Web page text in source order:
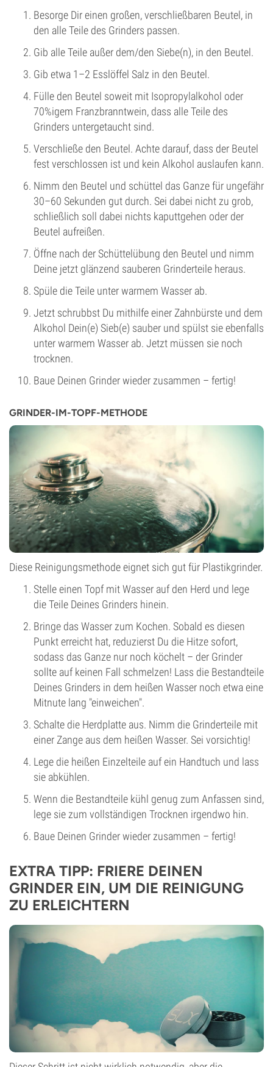
Besorge Dir einen großen, verschließbaren Beutel, in
den alle Teile des Grinders passen.
Gib alle Teile außer dem/den Siebe(n), in den Beutel.
Gib etwa 1–2 Esslöffel Salz in den Beutel.
Fülle den Beutel soweit mit Isopropylalkohol oder
70%igem Franzbranntwein, dass alle Teile des
Grinders untergetaucht sind.
Verschließe den Beutel. Achte darauf, dass der Beutel
fest verschlossen ist und kein Alkohol auslaufen kann.
Nimm den Beutel und schüttel das Ganze für ungefähr
30–60 Sekunden gut durch. Sei dabei nicht zu grob,
schließlich soll dabei nichts kaputtgehen oder der
Beutel aufreißen.
Öffne nach der Schüttelübung den Beutel und nimm
Deine jetzt glänzend sauberen Grinderteile heraus.
Spüle die Teile unter warmem Wasser ab.
Jetzt schrubbst Du mithilfe einer Zahnbürste und dem
Alkohol Dein(e) Sieb(e) sauber und spülst sie ebenfalls
unter warmem Wasser ab. Jetzt müssen sie noch
trocknen.
Baue Deinen Grinder wieder zusammen – fertig!
GRINDER-IM-TOPF-METHODE
Diese Reinigungsmethode eignet sich gut für Plastikgrinder.
Stelle einen Topf mit Wasser auf den Herd und lege
die Teile Deines Grinders hinein.
Bringe das Wasser zum Kochen. Sobald es diesen
Punkt erreicht hat, reduzierst Du die Hitze sofort,
sodass das Ganze nur noch köchelt – der Grinder
sollte auf keinen Fall schmelzen! Lass die Bestandteile
Deines Grinders in dem heißen Wasser noch etwa eine
Mitnute lang "einweichen".
Schalte die Herdplatte aus. Nimm die Grinderteile mit
einer Zange aus dem heißen Wasser. Sei vorsichtig!
Lege die heißen Einzelteile auf ein Handtuch und lass
sie abkühlen.
Wenn die Bestandteile kühl genug zum Anfassen sind,
lege sie zum vollständigen Trocknen irgendwo hin.
Baue Deinen Grinder wieder zusammen – fertig!
EXTRA TIPP: FRIERE DEINEN
GRINDER EIN, UM DIE REINIGUNG
ZU ERLEICHTERN